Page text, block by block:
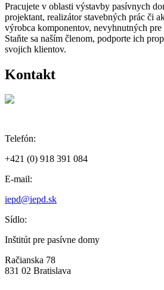
Pracujete v oblasti výstavby pasívnych
projektant, realizátor stavebných prác či
výrobca komponentov, nevyhnutných
Staňte sa naším členom, podporte ich
svojich klientov.
Kontakt
Telefón:
+421 (0) 918 391 084
E-mail:
iepd@iepd.sk
Sídlo:
Inštitút pre pasívne domy
Račianska 78
831 02 Bratislava